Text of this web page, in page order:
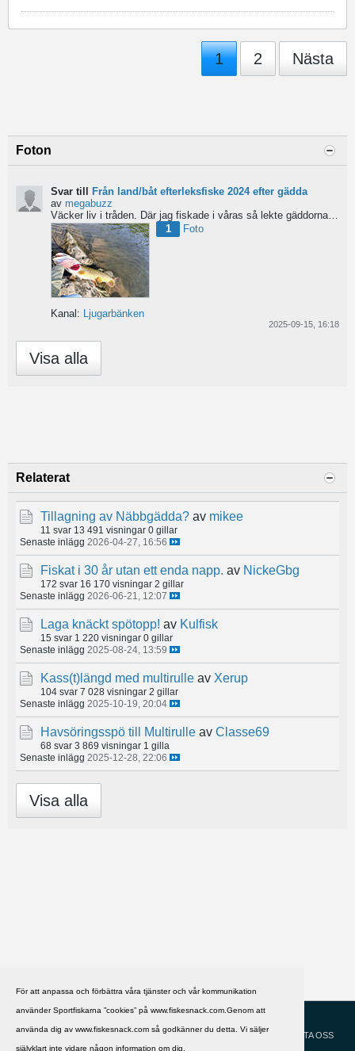
För att anpassa och förbättra våra tjänster och vår kommunikation
använder Sportfiskarna ”cookies” på www.fiskesnack.com.Genom att
använda dig av www.fiskesnack.com så godkänner du detta. Vi säljer
självklart inte vidare någon information om dig.
1 2 Nästa
Foton
Svar till
Från land/båt efterleksfiske 2024 efter gädda
av megabuzz
Väcker liv i tråden. Där jag fiskade i våras så lekte gäddorna från början av mars hela vägen in i juni...
1
Foto
Kanal: Ljugarbänken
2025-09-15, 16:18
Visa alla
Relaterat
Tillagning av Näbbgädda? av mikee
11 svar 13 491 visningar 0 gillar
Senaste inlägg 2026-04-27, 16:56
Fiskat i 30 år utan ett enda napp. av NickeGbg
172 svar 16 170 visningar 2 gillar
Senaste inlägg 2026-06-21, 12:07
Laga knäckt spötopp! av Kulfisk
15 svar 1 220 visningar 0 gillar
Senaste inlägg 2025-08-24, 13:59
Kass(t)längd med multirulle av Xerup
104 svar 7 028 visningar 2 gillar
Senaste inlägg 2025-10-19, 20:04
Havsöringsspö till Multirulle av Classe69
68 svar 3 869 visningar 1 gilla
Senaste inlägg 2025-12-28, 22:06
Visa alla
HJÄLP
KONTAKTA OSS